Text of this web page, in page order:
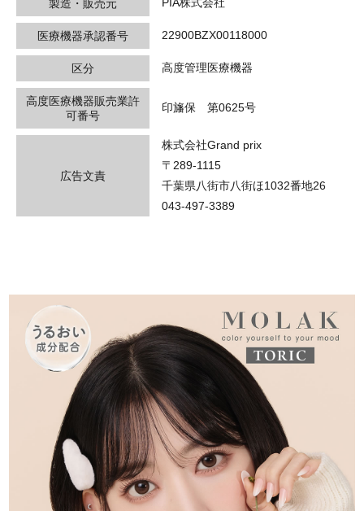
製造・販売元
医療機器承認番号 22900BZX00118000
区分 高度管理医療機器
高度医療機器販売業許
可番号
印旛保 第0625号
広告文責
株式会社Grand prix
〒289-1115
千葉県八街市八街ほ1032番地26
043-497-3389